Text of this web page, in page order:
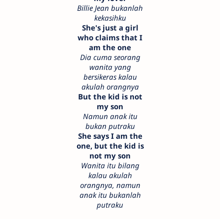
Billie Jean bukanlah
kekasihku
She's just a girl
who claims that I
am the one
Dia cuma seorang
wanita yang
bersikeras kalau
akulah orangnya
But the kid is not
my son
Namun anak itu
bukan putraku
She says I am the
one, but the kid is
not my son
Wanita itu bilang
kalau akulah
orangnya, namun
anak itu bukanlah
putraku